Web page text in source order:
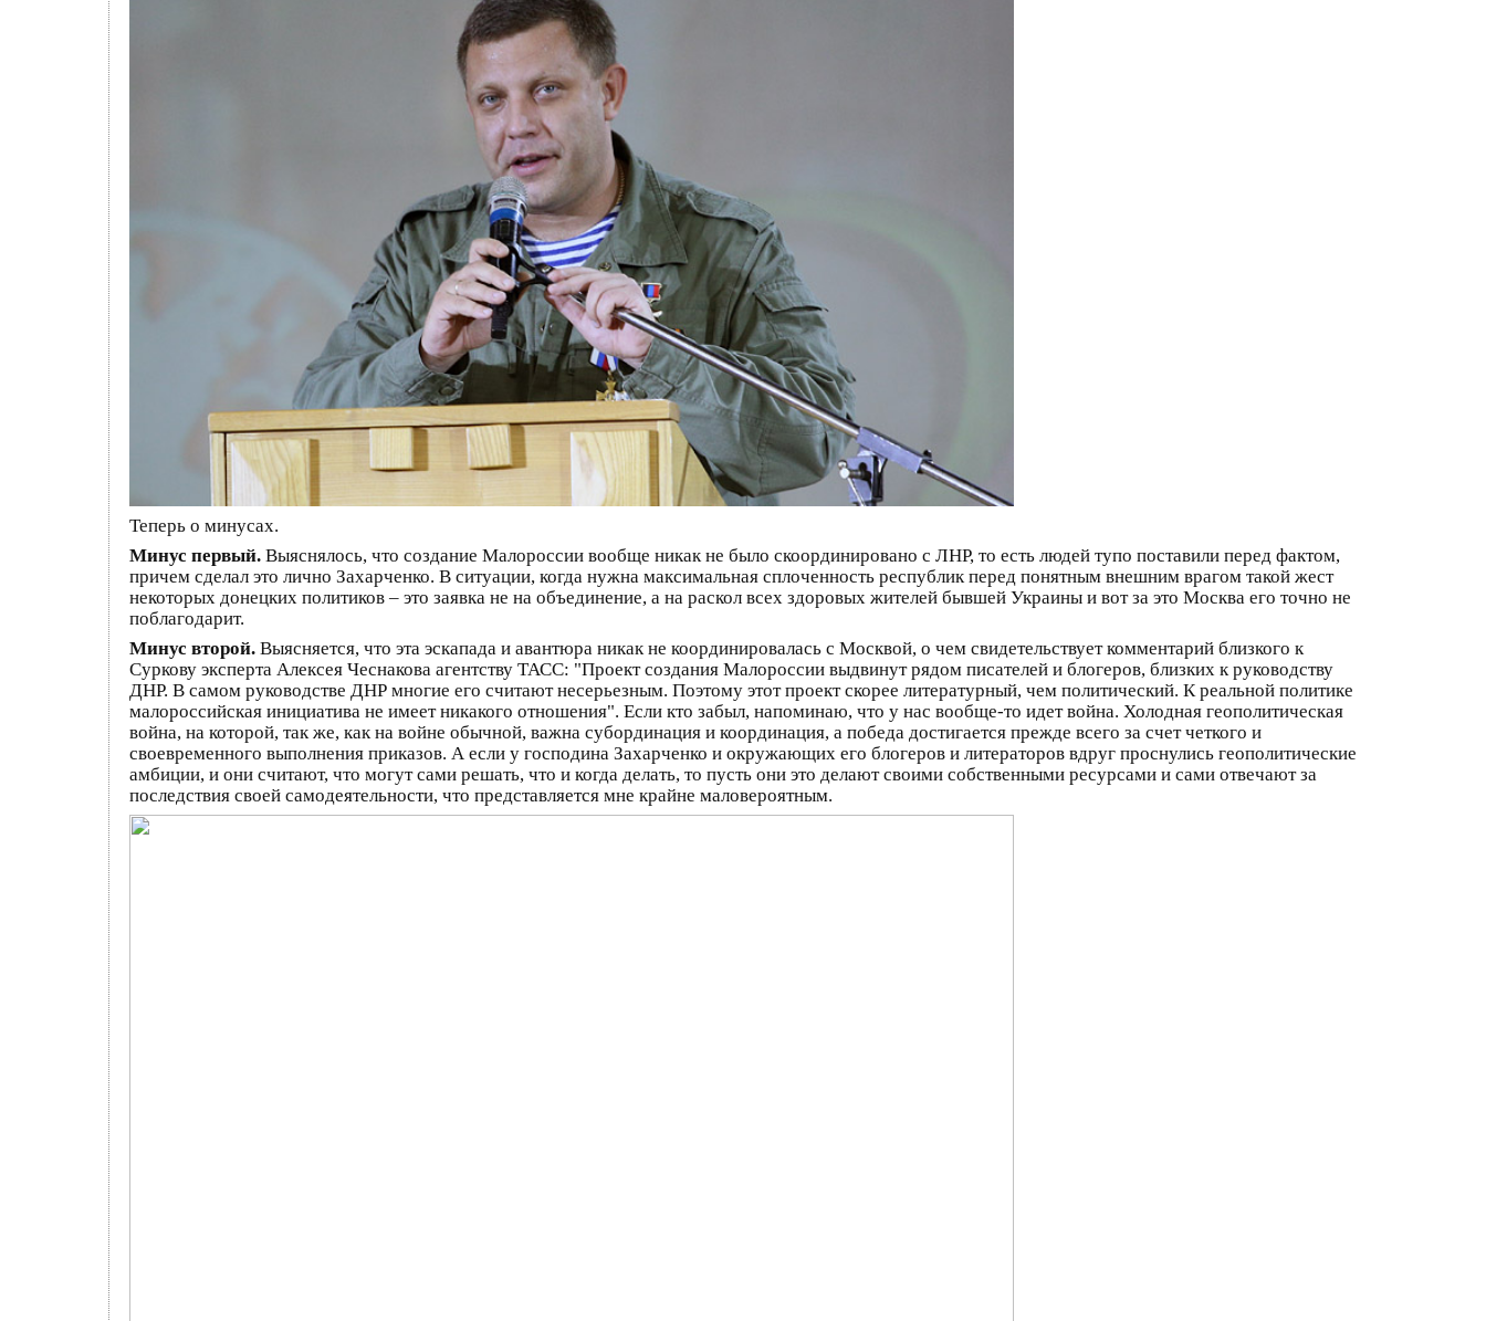
Теперь о минусах.
Минус первый. Выяснялось, что создание Малороссии вообще никак не было скоординировано с ЛНР, то есть людей тупо поставили перед фактом,
причем сделал это лично Захарченко. В ситуации, когда нужна максимальная сплоченность республик перед понятным внешним врагом такой жест
некоторых донецких политиков – это заявка не на объединение, а на раскол всех здоровых жителей бывшей Украины и вот за это Москва его точно не
поблагодарит.
Минус второй. Выясняется, что эта эскапада и авантюра никак не координировалась с Москвой, о чем свидетельствует комментарий близкого к
Суркову эксперта Алексея Чеснакова агентству ТАСС: "Проект создания Малороссии выдвинут рядом писателей и блогеров, близких к руководству
ДНР. В самом руководстве ДНР многие его считают несерьезным. Поэтому этот проект скорее литературный, чем политический. К реальной политике
малороссийская инициатива не имеет никакого отношения". Если кто забыл, напоминаю, что у нас вообще-то идет война. Холодная геополитическая
война, на которой, так же, как на войне обычной, важна субординация и координация, а победа достигается прежде всего за счет четкого и
своевременного выполнения приказов. А если у господина Захарченко и окружающих его блогеров и литераторов вдруг проснулись геополитические
амбиции, и они считают, что могут сами решать, что и когда делать, то пусть они это делают своими собственными ресурсами и сами отвечают за
последствия своей самодеятельности, что представляется мне крайне маловероятным.